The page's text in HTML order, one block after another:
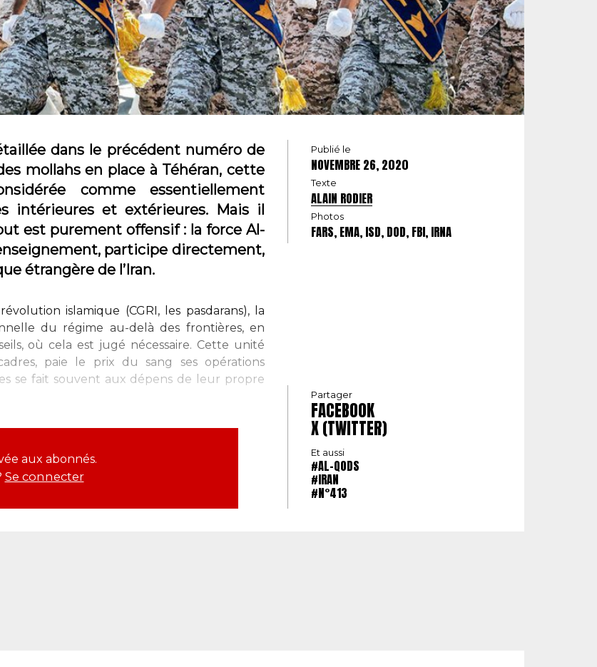
dans le précédent numéro de
mollahs en place à Téhéran, cette
comme essentiellement
intérieures et extérieures. Mais il
est purement offensif : la force Al-
participe directement,
étrangère de l’Iran.
islamique (CGRI, les pasdarans), la
du régime au-delà des frontières, en
où cela est jugé nécessaire. Cette unité
paie le prix du sang ses opérations
se fait souvent aux dépens de leur propre
aux abonnés.
Se connecter
Publié le
NOVEMBRE 26, 2020
Texte
ALAIN RODIER
Photos
FARS, EMA, ISD, DOD, FBI, IRNA
Partager
FACEBOOK
X (TWITTER)
Et aussi
#AL-QODS
#IRAN
#N°413